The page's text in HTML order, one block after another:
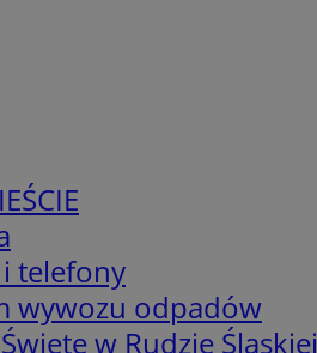
telefony
wywozu odpadów
w Rudzie Śląskiej